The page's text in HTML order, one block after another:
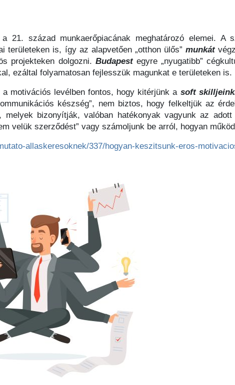
21. század munkaerőpiacának meghatározó elemei. A
területeken is, így az alapvetően „otthon ülős”munkát
projekteken dolgozni. Budapestegyre „nyugatibb”
ezáltal folyamatosan fejlesszük magunkat e területeken is.
motivációs levélben fontos, hogy kitérjünk a soft
készség”, nem biztos, hogy felkeltjük az
melyek bizonyítják, valóban hatékonyak vagyunk az
velük szerződést” vagy számoljunk be arról, hogyan
allaskeresoknek/337/hogyan-keszitsunk-eros-